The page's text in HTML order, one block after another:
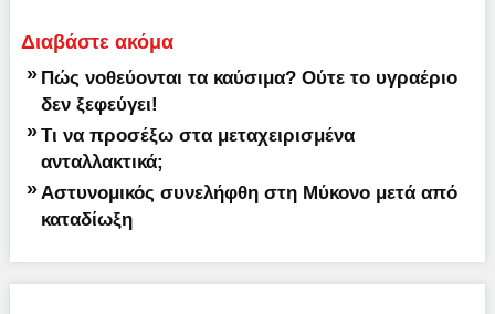
Διαβάστε ακόμα
» Πώς νοθεύονται τα καύσιμα? Ούτε το υγραέριο
δεν ξεφεύγει!
» Τι να προσέξω στα μεταχειρισμένα
ανταλλακτικά;
» Αστυνομικός συνελήφθη στη Μύκονο μετά από
καταδίωξη